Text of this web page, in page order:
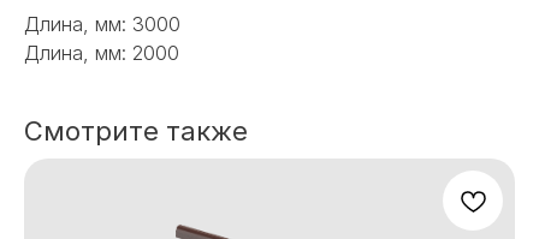
Длина, мм: 3000
Длина, мм: 2000
Смотрите также
ИЛИ НУЖНА ПОМОЩЬ
С ВЫБОРОМ?
Наш менеджер готов ответить на
все вопросы. Свяжитесь по
телефону или заполните форму для